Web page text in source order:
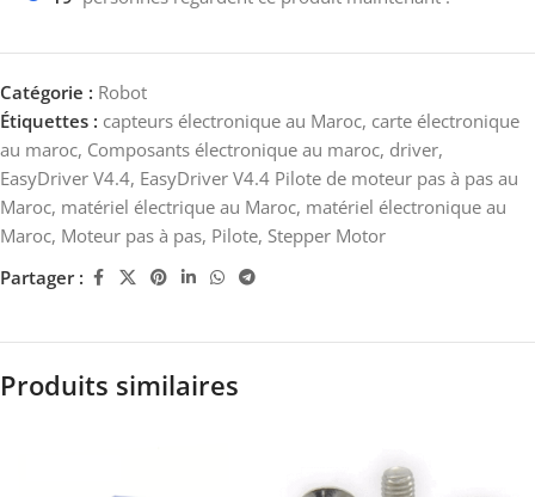
Catégorie : Robot
Étiquettes : capteurs électronique au Maroc, carte électronique
au maroc, Composants électronique au maroc, driver,
EasyDriver V4.4, EasyDriver V4.4 Pilote de moteur pas à pas au
Maroc, matériel électrique au Maroc, matériel électronique au
Maroc, Moteur pas à pas, Pilote, Stepper Motor
Partager :
Produits similaires